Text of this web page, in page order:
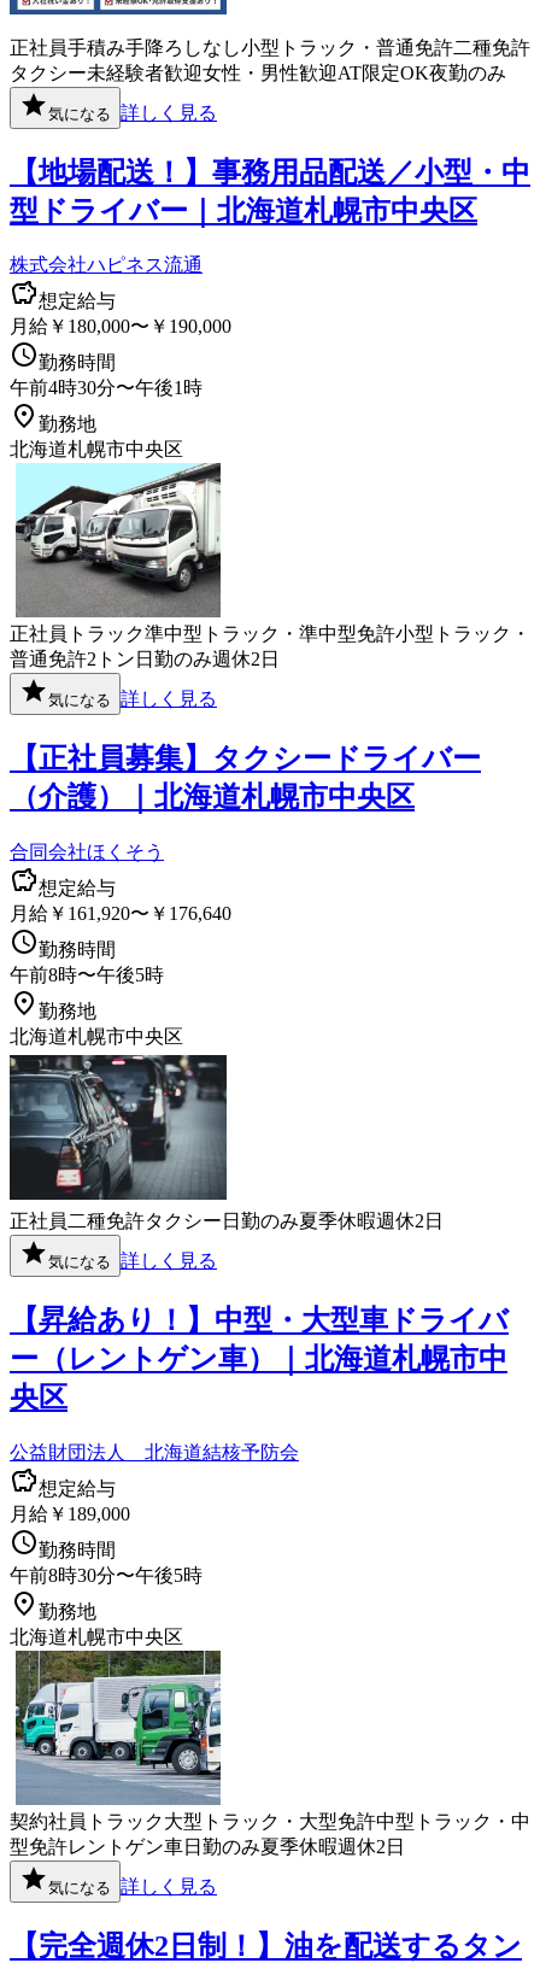
正社員手積み手降ろしなし小型トラック・普通免許二種免許
タクシー未経験者歓迎女性・男性歓迎AT限定OK夜勤のみ
気になる 詳しく見る
【地場配送！】事務用品配送／小型・中
型ドライバー｜北海道札幌市中央区
株式会社ハピネス流通
想定給与
月給￥180,000〜￥190,000
勤務時間
午前4時30分〜午後1時
勤務地
北海道札幌市中央区
正社員 トラック準中型トラック・準中型免許小型トラック・
普通免許2トン 日勤のみ週休2日
気になる 詳しく見る
【正社員募集】タクシードライバー
（介護）｜北海道札幌市中央区
合同会社ほくそう
想定給与
月給￥161,920〜￥176,640
勤務時間
午前8時〜午後5時
勤務地
北海道札幌市中央区
正社員 二種免許タクシー 日勤のみ夏季休暇週休2日
気になる 詳しく見る
【昇給あり！】中型・大型車ドライバ
ー（レントゲン車）｜北海道札幌市中
央区
公益財団法人 北海道結核予防会
想定給与
月給￥189,000
勤務時間
午前8時30分〜午後5時
勤務地
北海道札幌市中央区
契約社員 トラック大型トラック・大型免許中型トラック・中
型免許レントゲン車日勤のみ夏季休暇週休2日
気になる 詳しく見る
【完全週休2日制！】油を配送するタン